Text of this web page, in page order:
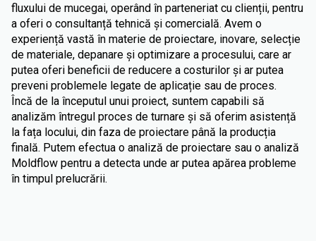
fluxului de mucegai, operând în parteneriat cu clienții, pentru
a oferi o consultanță tehnică și comercială. Avem o
experiență vastă în materie de proiectare, inovare, selecție
de materiale, depanare și optimizare a procesului, care ar
putea oferi beneficii de reducere a costurilor și ar putea
preveni problemele legate de aplicație sau de proces.
Încă de la începutul unui proiect, suntem capabili să
analizăm întregul proces de turnare și să oferim asistență
la fața locului, din faza de proiectare până la producția
finală. Putem efectua o analiză de proiectare sau o analiză
Moldflow pentru a detecta unde ar putea apărea probleme
în timpul prelucrării.